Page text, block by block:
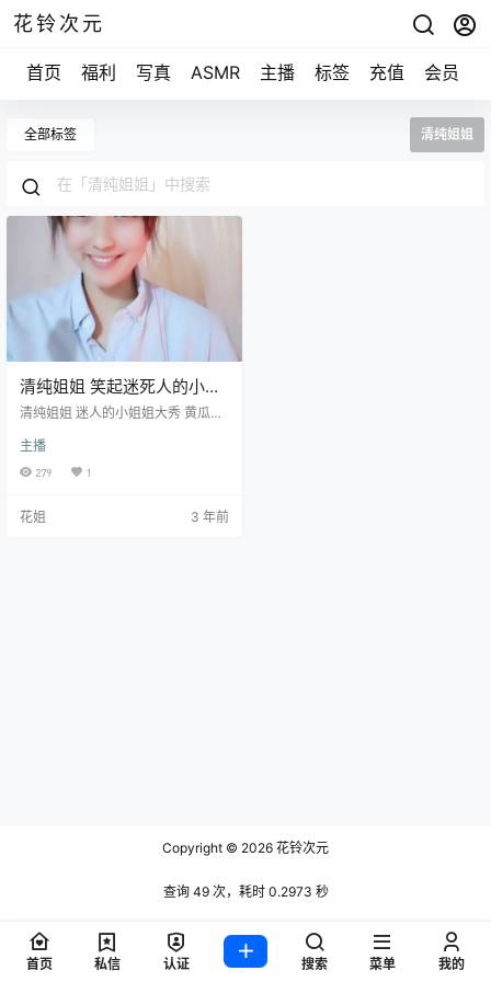
花铃次元
首页 福利 写真 ASMR 主播 标签 充值 会员
全部标签 清纯姐姐
清纯姐姐 笑起迷死人的小姐
姐黄瓜才艺大秀 [1v/1.09G]
清纯姐姐 迷人的小姐姐大秀 黄瓜才
主播
279 1
花姐 3 年前
Copyright © 2026 花铃次元
查询 49 次，耗时 0.2973 秒
首页 私信 认证 搜索 菜单 我的